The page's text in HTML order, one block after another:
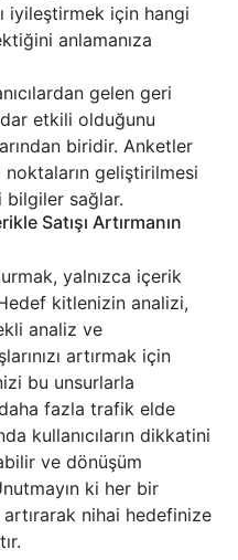
iyileştirmek için hangi
anlamanıza
gelen geri
etkili olduğunu
biridir. Anketler
noktaların geliştirilmesi
sağlar.
Satışı Artırmanın
yalnızca içerik
kitlenizin analizi,
analiz ve
artırmak için
bu unsurlarla
fazla trafik elde
kullanıcıların dikkatini
ve dönüşüm
ki her bir
nihai hedefinize